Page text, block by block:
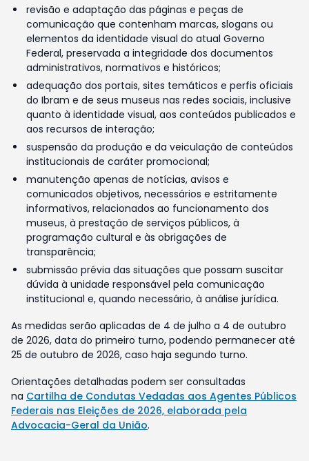
revisão e adaptação das páginas e peças de
comunicação que contenham marcas, slogans ou
elementos da identidade visual do atual Governo
Federal, preservada a integridade dos documentos
administrativos, normativos e históricos;
adequação dos portais, sites temáticos e perfis oficiais
do Ibram e de seus museus nas redes sociais, inclusive
quanto à identidade visual, aos conteúdos publicados e
aos recursos de interação;
suspensão da produção e da veiculação de conteúdos
institucionais de caráter promocional;
manutenção apenas de notícias, avisos e
comunicados objetivos, necessários e estritamente
informativos, relacionados ao funcionamento dos
museus, à prestação de serviços públicos, à
programação cultural e às obrigações de
transparência;
submissão prévia das situações que possam suscitar
dúvida à unidade responsável pela comunicação
institucional e, quando necessário, à análise jurídica.
As medidas serão aplicadas de 4 de julho a 4 de outubro
de 2026, data do primeiro turno, podendo permanecer até
25 de outubro de 2026, caso haja segundo turno.
Orientações detalhadas podem ser consultadas
na Cartilha de Condutas Vedadas aos Agentes Públicos
Federais nas Eleições de 2026, elaborada pela
Advocacia-Geral da União.